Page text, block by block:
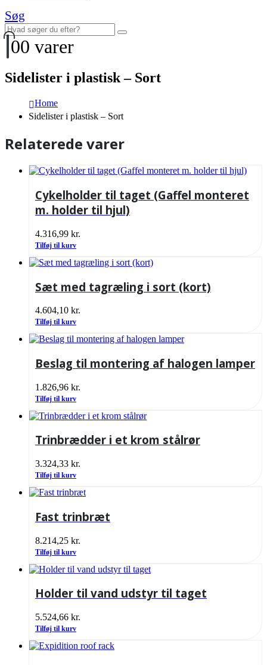
Søg
00 varer
Sidelister i plastisk – Sort
Home
Sidelister i plastisk – Sort
Relaterede varer
Cykelholder til taget (Gaffel monteret
m. holder til hjul)
4.316,99 kr.
Tilføj til kurv
Sæt med tagræling i sort (kort)
4.604,10 kr.
Tilføj til kurv
Beslag til montering af halogen lamper
1.826,96 kr.
Tilføj til kurv
Trinbrædder i et krom stålrør
3.324,33 kr.
Tilføj til kurv
Fast trinbræt
8.214,25 kr.
Tilføj til kurv
Holder til vand udstyr til taget
5.524,66 kr.
Tilføj til kurv